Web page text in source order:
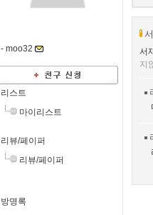
- moo32
리스트
마이리스트
리뷰/페이퍼
리뷰/페이퍼
방명록
서
지